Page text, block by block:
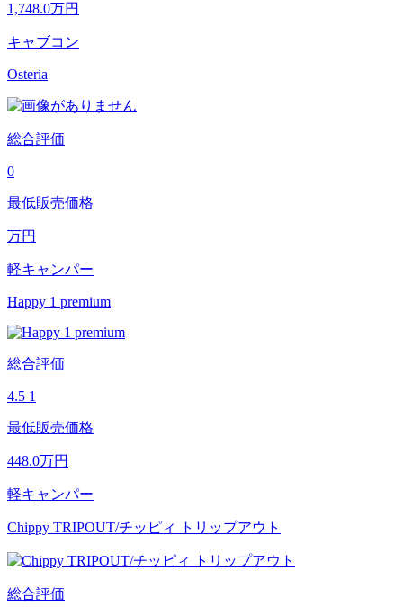
1,748.0万円
キャブコン
Osteria
総合評価
0
最低販売価格
万円
軽キャンパー
Happy 1 premium
総合評価
4.5 1
最低販売価格
448.0万円
軽キャンパー
Chippy TRIPOUT/チッピィ トリップアウト
総合評価